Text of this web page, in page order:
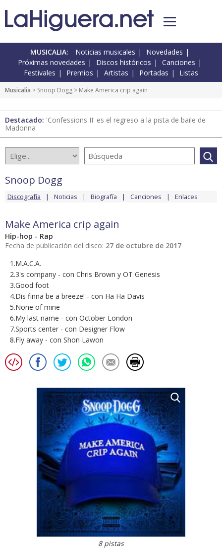
MUSICALIA: Noticias musicales
Novedades
Próximas novedades
Discos históricos
Canciones
Festivales
Premios Artistas Portadas Listas
Musicalia > Snoop Dogg > Make America crip again
Destacado: 'Confessions II' es el regreso a la pista de baile de
Madonna
Snoop Dogg
Discografía Noticias Biografía Canciones Enlaces
Make America crip again
Hip-hop - Rap
Fecha de publicación del disco: 27 de octubre de 2017
1.M.A.C.A.
2.3's company - con Chris Brown y OT Genesis
3.Good foot
4.Dis finna be a breeze! - con Ha Ha Davis
5.None of mine
6.My last name - con October London
7.Sports center - con Designer Flow
8.Fly away - con Shon Lawon
8 pistas